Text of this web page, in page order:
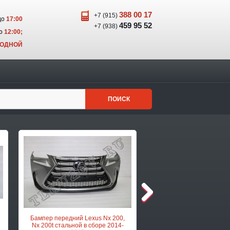
17:00
12:00;
+7 (915) 388 00 17
+7 (938) 459 95 52
ПОИСК
Бампер передний Lexus Nx 200,
Nx 200t стальной в сборе 2014-